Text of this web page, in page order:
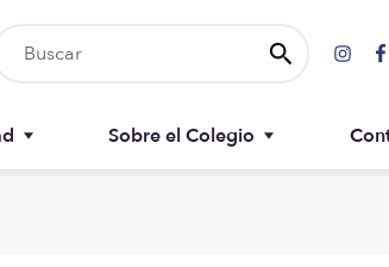
Sobre el Colegio